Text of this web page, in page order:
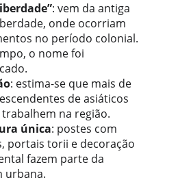
: vem da antiga
onde ocorriam
no período colonial.
o nome foi
: estima-se que mais de
de asiáticos
na região.
única: postes com
portais torii e decoração
fazem parte da
urbana.